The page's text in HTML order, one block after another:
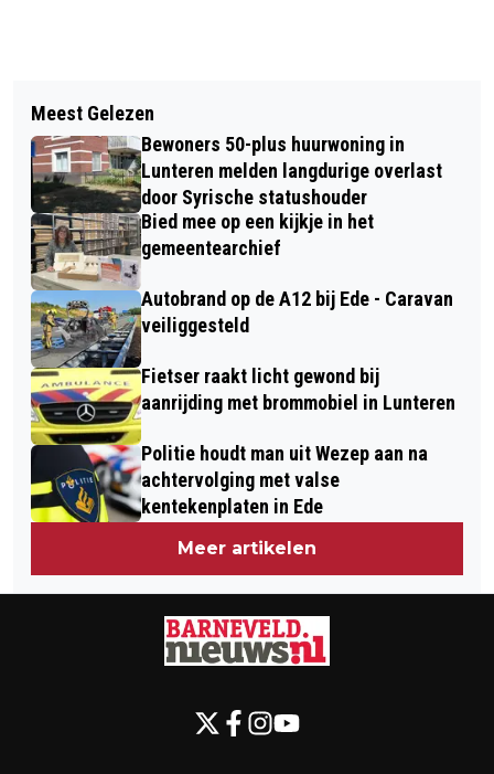
DE REIS NAAR CHAPLIN VAN LOU
BROUWERS IS EEN AANGRIJPENDE
ROMAN DIE DE LEZER MEENEEMT OP
EEN EMOTIONELE ÉN HISTORISCHE
REIS
SPEUREN NAAR SPOREN BELEEF DE
NATUUR BIJ NATUURCENTRUM DE
GINKEL!
Meest Gelezen
Bewoners 50-plus huurwoning in
Lunteren melden langdurige overlast
door Syrische statushouder
Bied mee op een kijkje in het
gemeentearchief
Autobrand op de A12 bij Ede - Caravan
veiliggesteld
Fietser raakt licht gewond bij
aanrijding met brommobiel in Lunteren
Politie houdt man uit Wezep aan na
achtervolging met valse
kentekenplaten in Ede
Meer artikelen